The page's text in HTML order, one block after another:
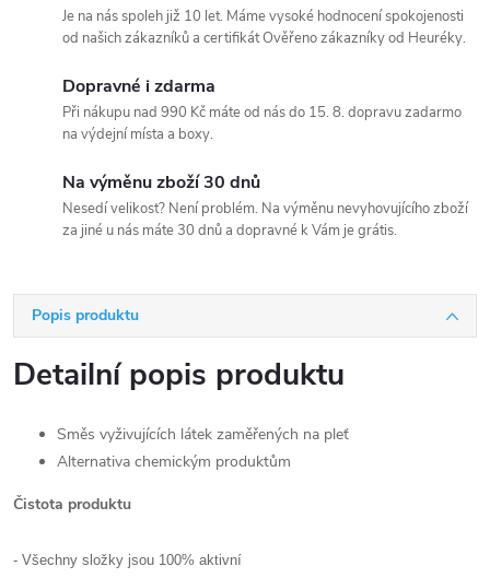
Je na nás spoleh již 10 let. Máme vysoké hodnocení spokojenosti
od našich zákazníků a certifikát Ověřeno zákazníky od Heuréky.
Dopravné i zdarma
Při nákupu nad 990 Kč máte od nás do 15. 8. dopravu zadarmo
na výdejní místa a boxy.
Na výměnu zboží 30 dnů
Nesedí velikost? Není problém. Na výměnu nevyhovujícího zboží
za jiné u nás máte 30 dnů a dopravné k Vám je grátis.
Popis produktu
Detailní popis produktu
Směs vyživujících látek zaměřených na pleť
Alternativa chemickým produktům
Čistota produktu
- Všechny složky jsou 100% aktivní